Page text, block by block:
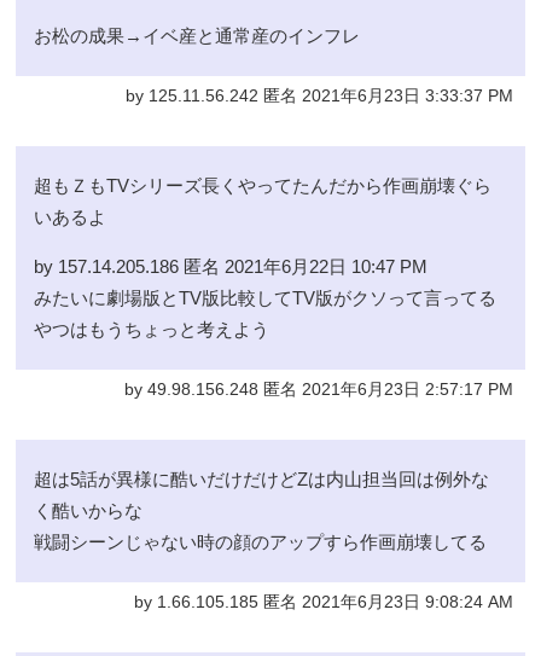
お松の成果→イベ産と通常産のインフレ
by 125.11.56.242 匿名 2021年6月23日 3:33:37 PM
超もＺもTVシリーズ長くやってたんだから作画崩壊ぐら
いあるよ
by 157.14.205.186 匿名 2021年6月22日 10:47 PM
みたいに劇場版とTV版比較してTV版がクソって言ってる
やつはもうちょっと考えよう
by 49.98.156.248 匿名 2021年6月23日 2:57:17 PM
超は5話が異様に酷いだけだけどZは内山担当回は例外な
く酷いからな
戦闘シーンじゃない時の顔のアップすら作画崩壊してる
by 1.66.105.185 匿名 2021年6月23日 9:08:24 AM